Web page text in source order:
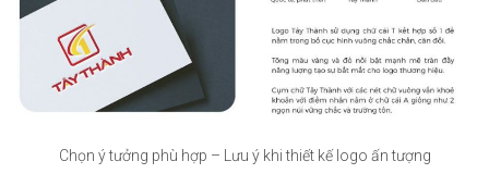
Chọn ý tưởng phù hợp – Lưu ý khi thiết kế logo ấn tượng